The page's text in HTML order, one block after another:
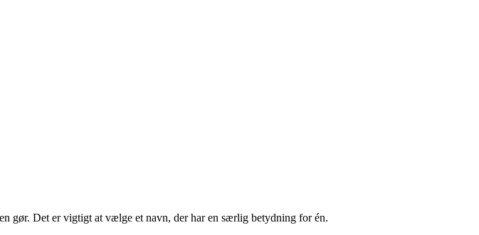
gør. Det er vigtigt at vælge et navn, der har en særlig betydning for én.